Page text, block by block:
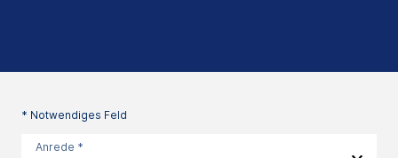
* Notwendiges Feld
Anrede *